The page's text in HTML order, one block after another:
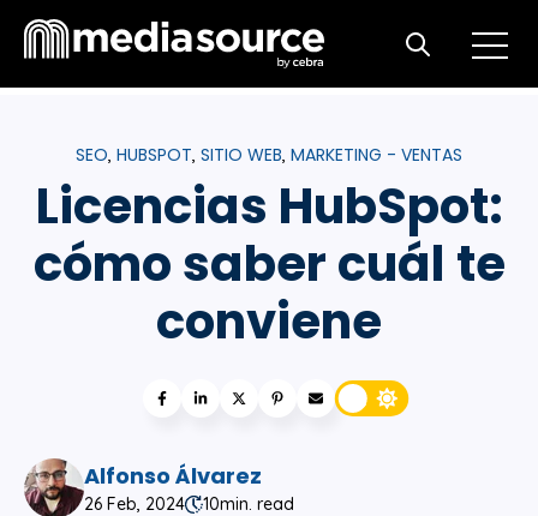
Open
Open search
SEO, HUBSPOT, SITIO WEB, MARKETING - VENTAS
Licencias HubSpot:
cómo saber cuál te
conviene
Alfonso Álvarez
26 Feb, 2024 10min. read